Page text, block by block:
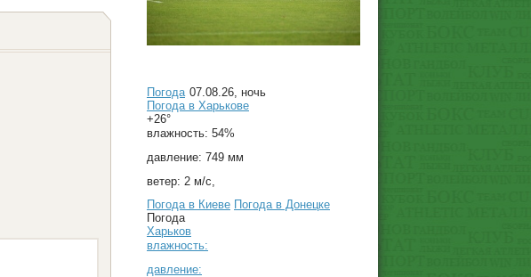
Погода 07.08.26, ночь
Погода в Харькове
+26°
влажность: 54%
давление: 749 мм
ветер: 2 м/с,
Погода в Киеве Погода в Донецке
Погода
Харьков
влажность:
давление: